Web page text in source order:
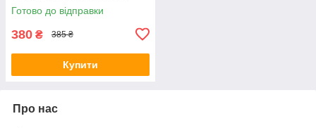
Готово до відправки
380 ₴ 385 ₴
Купити
Про нас